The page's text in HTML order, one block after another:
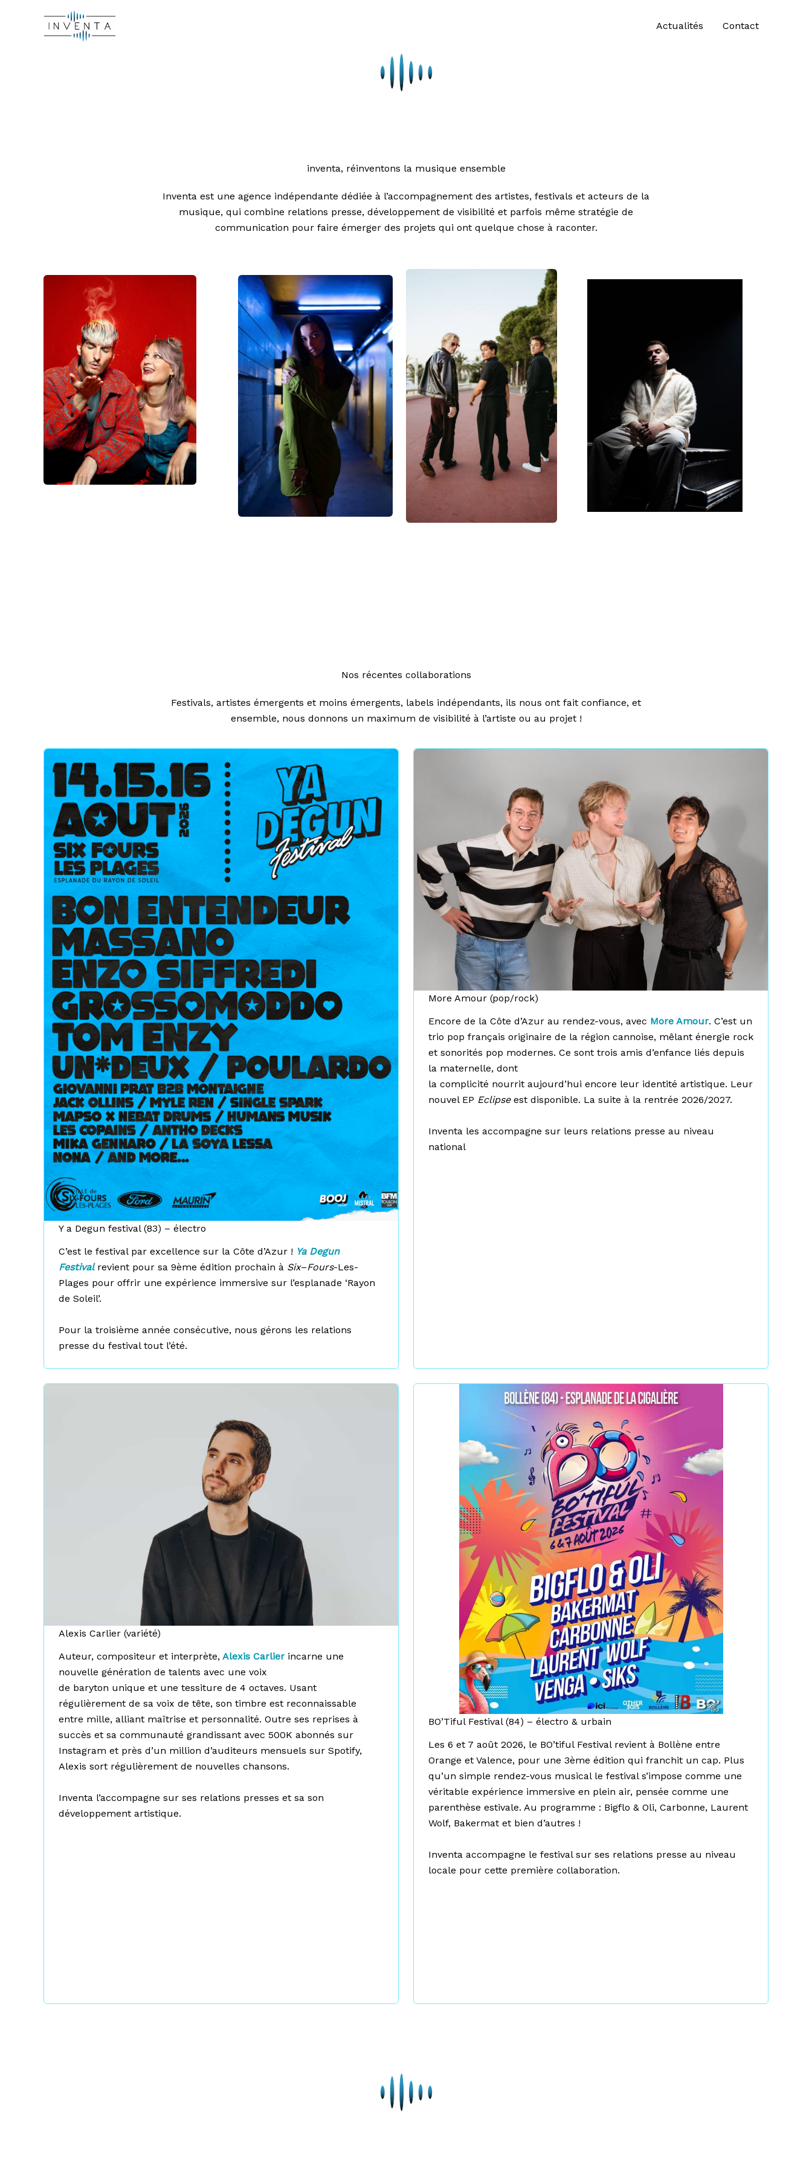
Actualités Contact
inventa, réinventons la musique ensemble
Inventa est une agence indépendante dédiée à l’accompagnement des artistes, festivals et acteurs de la
musique, qui combine relations presse, développement de visibilité et parfois même stratégie de
communication pour faire émerger des projets qui ont quelque chose à raconter.
Nos récentes collaborations
Festivals, artistes émergents et moins émergents, labels indépendants, ils nous ont fait confiance, et
ensemble, nous donnons un maximum de visibilité à l’artiste ou au projet !
Y a Degun festival (83) – électro
C’est le festival par excellence sur la Côte d’Azur ! Ya Degun
Festival revient pour sa 9ème édition prochain à Six–Fours-Les-
Plages pour offrir une expérience immersive sur l’esplanade ‘Rayon
de Soleil’.
Pour la troisième année consécutive, nous gérons les relations
presse du festival tout l’été.
More Amour (pop/rock)
Encore de la Côte d’Azur au rendez-vous, avec More Amour. C’est un
trio pop français originaire de la région cannoise, mêlant énergie rock
et sonorités pop modernes. Ce sont trois amis d’enfance liés depuis
la maternelle, dont
la complicité nourrit aujourd’hui encore leur identité artistique. Leur
nouvel EP Eclipse est disponible. La suite à la rentrée 2026/2027.
Inventa les accompagne sur leurs relations presse au niveau
national
Alexis Carlier (variété)
Auteur, compositeur et interprète, Alexis Carlier incarne une
nouvelle génération de talents avec une voix
de baryton unique et une tessiture de 4 octaves. Usant
régulièrement de sa voix de tête, son timbre est reconnaissable
entre mille, alliant maîtrise et personnalité. Outre ses reprises à
succès et sa communauté grandissant avec 500K abonnés sur
Instagram et près d’un million d’auditeurs mensuels sur Spotify,
Alexis sort régulièrement de nouvelles chansons.
Inventa l’accompagne sur ses relations presses et sa son
développement artistique.
BO’Tiful Festival (84) – électro & urbain
Les 6 et 7 août 2026, le BO’tiful Festival revient à Bollène entre
Orange et Valence, pour une 3ème édition qui franchit un cap. Plus
qu’un simple rendez-vous musical le festival s’impose comme une
véritable expérience immersive en plein air, pensée comme une
parenthèse estivale. Au programme : Bigflo & Oli, Carbonne, Laurent
Wolf, Bakermat et bien d’autres !
Inventa accompagne le festival sur ses relations presse au niveau
locale pour cette première collaboration.